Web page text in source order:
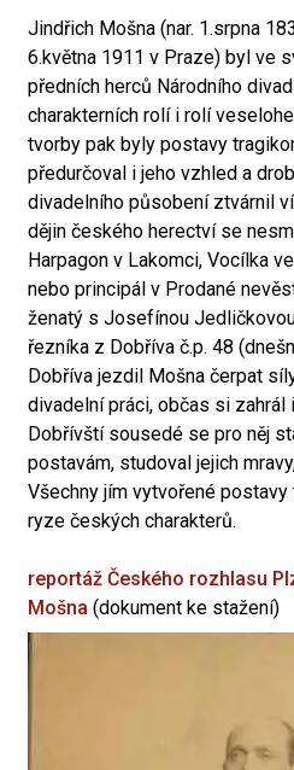
Jindřich Mošna (nar. 1.srpna
6.května 1911 v Praze) byl ve
předních herců Národního
charakterních rolí i rolí
tvorby pak byly postavy
předurčoval i jeho vzhled a
divadelního působení ztvárnil
dějin českého herectví se
Harpagon v Lakomci, Vocílka
nebo principál v Prodané
ženatý s Josefínou
řezníka z Dobříva č.p. 48
Dobříva jezdil Mošna čerpat
divadelní práci, občas si zahrál
Dobřívští sousedé se pro něj
postavám, studoval jejich
Všechny jím vytvořené
ryze českých charakterů.
reportáž Českého rozhlasu
Mošna (dokument ke stažení)